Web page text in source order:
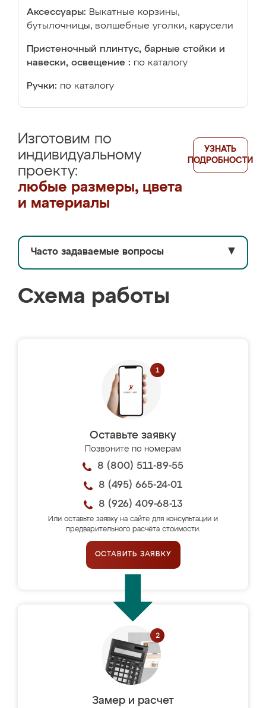
Аксессуары: Выкатные корзины,
бутылочницы, волшебные уголки, карусели
Пристеночный плинтус, барные стойки и
навески, освещение : по каталогу
Ручки: по каталогу
Изготовим по
индивидуальному
проекту:
любые размеры, цвета
и материалы
УЗНАТЬ
ПОДРОБНОСТИ
Часто задаваемые вопросы ▼
Схема работы
Оставьте заявку
Позвоните по номерам
8 (800) 511-89-55
8 (495) 665-24-01
8 (926) 409-68-13
Или оставьте заявку на сайте для консультации и
предварительного расчёта стоимости.
ОСТАВИТЬ ЗАЯВКУ
Замер и расчет